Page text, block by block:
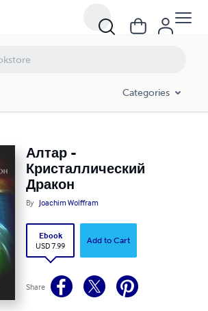
Categories
Алтар -
Кристаллический
Дракон
By Joachim Wolffram
Ebook
USD 7.99
Add to Cart
Share
Дракон